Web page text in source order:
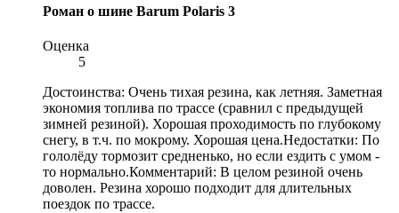
Роман о шине Barum Polaris 3
Оценка
5
Достоинства: Очень тихая резина, как летняя. Заметная
экономия топлива по трассе (сравнил с предыдущей
зимней резиной). Хорошая проходимость по глубокому
снегу, в т.ч. по мокрому. Хорошая цена.Недостатки: По
гололёду тормозит средненько, но если ездить с умом -
то нормально.Комментарий: В целом резиной очень
доволен. Резина хорошо подходит для длительных
поездок по трассе.